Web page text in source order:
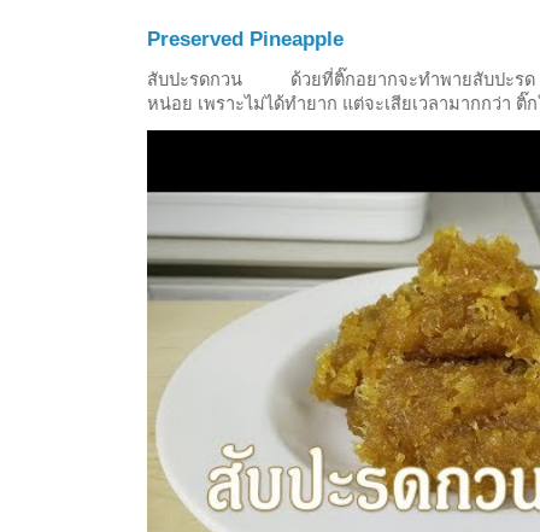
Preserved Pineapple
สับปะรดกวน ด้วยที่ติ๊กอยากจะทำพายสับปะรด ก็
หน่อย เพราะไม่ได้ทำยาก แต่จะเสียเวลามากกว่า ติ๊